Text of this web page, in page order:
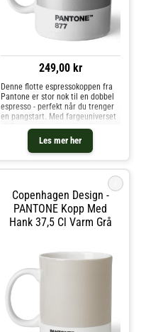
249,00 kr
Les mer her
Denne flotte espressokoppen fra
Pantone er stor nok til en dobbel
espresso - perfekt når du trenger
en pangstart. Med fargeuniverset
til Pantone kan du velge din
personlige farge til
favorittkoppen. Hver kopp er i
fineste benporselen.
Copenhagen Design -
PANTONE Kopp Med
Hank 37,5 Cl Varm Grå